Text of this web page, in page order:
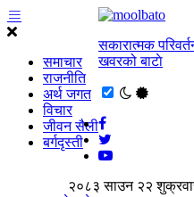
समाचार
राजनीति
अर्थ जगत
विचार
जीवन सैली
बर्गदृस्ती
सकारात्मक
खवरको बाटाे
२०८३ साउन २२